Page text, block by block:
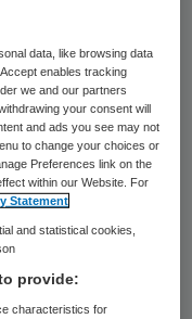
doen vaak
dit
voor
schenden van
de aangifte,
Universiteit
data, like browsing data
enables tracking
we and our partners
your consent will
and ads you see may not
to change your choices or
Preferences link on the
within our Website. For
Statement
and statistical cookies,
provide:
characteristics for